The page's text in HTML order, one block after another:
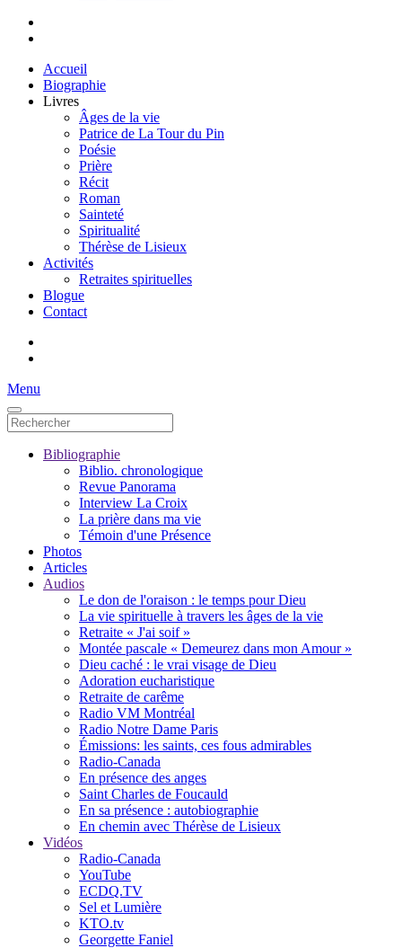
Accueil
Biographie
Livres
Âges de la vie
Patrice de La Tour du Pin
Poésie
Prière
Récit
Roman
Sainteté
Spiritualité
Thérèse de Lisieux
Activités
Retraites spirituelles
Blogue
Contact
Menu
Bibliographie
Biblio. chronologique
Revue Panorama
Interview La Croix
La prière dans ma vie
Témoin d'une Présence
Photos
Articles
Audios
Le don de l'oraison : le temps pour Dieu
La vie spirituelle à travers les âges de la vie
Retraite « J'ai soif »
Montée pascale « Demeurez dans mon Amour »
Dieu caché : le vrai visage de Dieu
Adoration eucharistique
Retraite de carême
Radio VM Montréal
Radio Notre Dame Paris
Émissions: les saints, ces fous admirables
Radio-Canada
En présence des anges
Saint Charles de Foucauld
En sa présence : autobiographie
En chemin avec Thérèse de Lisieux
Vidéos
Radio-Canada
YouTube
ECDQ.TV
Sel et Lumière
KTO.tv
Georgette Faniel